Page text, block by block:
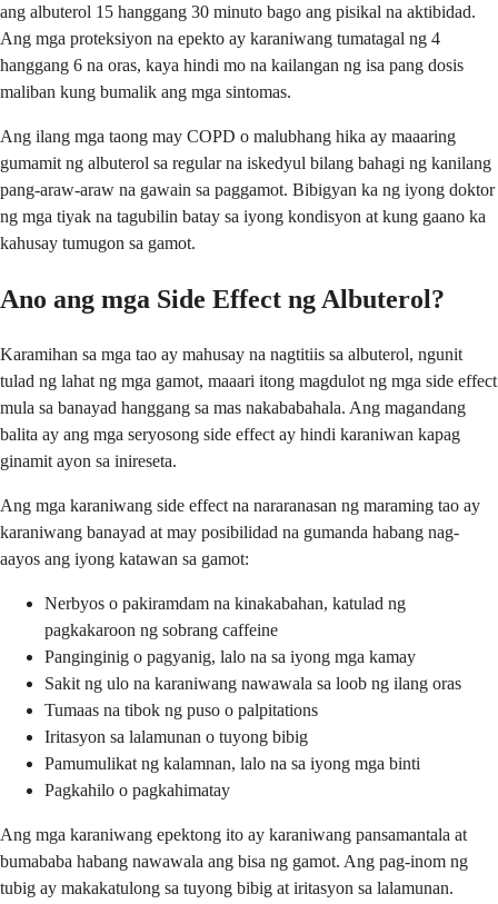
ang albuterol 15 hanggang 30 minuto bago ang pisikal na aktibidad.
Ang mga proteksiyon na epekto ay karaniwang tumatagal ng 4
hanggang 6 na oras, kaya hindi mo na kailangan ng isa pang dosis
maliban kung bumalik ang mga sintomas.
Ang ilang mga taong may COPD o malubhang hika ay maaaring
gumamit ng albuterol sa regular na iskedyul bilang bahagi ng kanilang
pang-araw-araw na gawain sa paggamot. Bibigyan ka ng iyong doktor
ng mga tiyak na tagubilin batay sa iyong kondisyon at kung gaano ka
kahusay tumugon sa gamot.
Ano ang mga Side Effect ng Albuterol?
Karamihan sa mga tao ay mahusay na nagtitiis sa albuterol, ngunit
tulad ng lahat ng mga gamot, maaari itong magdulot ng mga side effect
mula sa banayad hanggang sa mas nakababahala. Ang magandang
balita ay ang mga seryosong side effect ay hindi karaniwan kapag
ginamit ayon sa inireseta.
Ang mga karaniwang side effect na nararanasan ng maraming tao ay
karaniwang banayad at may posibilidad na gumanda habang nag-
aayos ang iyong katawan sa gamot:
Nerbyos o pakiramdam na kinakabahan, katulad ng
pagkakaroon ng sobrang caffeine
Panginginig o pagyanig, lalo na sa iyong mga kamay
Sakit ng ulo na karaniwang nawawala sa loob ng ilang oras
Tumaas na tibok ng puso o palpitations
Iritasyon sa lalamunan o tuyong bibig
Pamumulikat ng kalamnan, lalo na sa iyong mga binti
Pagkahilo o pagkahimatay
Ang mga karaniwang epektong ito ay karaniwang pansamantala at
bumababa habang nawawala ang bisa ng gamot. Ang pag-inom ng
tubig ay makakatulong sa tuyong bibig at iritasyon sa lalamunan.